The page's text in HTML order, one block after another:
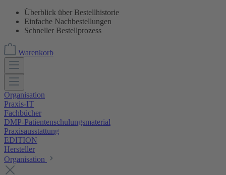
Überblick über Bestellhistorie
Einfache Nachbestellungen
Schneller Bestellprozess
Warenkorb
Organisation
Praxis-IT
Fachbücher
DMP-Patientenschulungsmaterial
Praxisausstattung
EDITION
Hersteller
Organisation